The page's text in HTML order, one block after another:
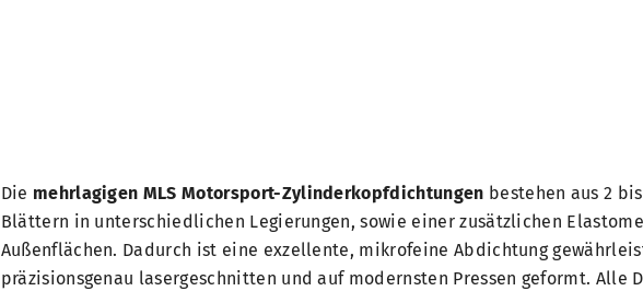
Die mehrlagigen MLS Motorsport-Zylinderkopfdichtungen bestehen aus 2
Blättern in unterschiedlichen Legierungen, sowie einer zusätzlichen
Außenflächen. Dadurch ist eine exzellente, mikrofeine Abdichtung
präzisionsgenau lasergeschnitten und auf modernsten Pressen geformt. Alle